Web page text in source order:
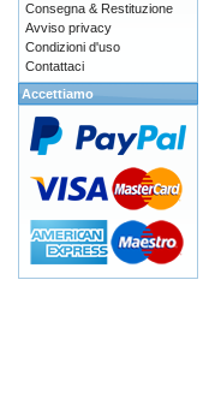
Consegna & Restituzione
Avviso privacy
Condizioni d'uso
Contattaci
Accettiamo